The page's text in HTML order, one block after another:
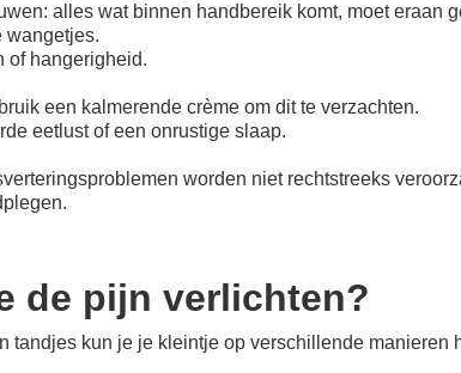
alles wat binnen handbereik komt, moet eraan
wangetjes.
of hangerigheid.
een kalmerende crème om dit te verzachten.
eetlust of een onrustige slaap.
worden niet rechtstreeks
de pijn verlichten?
tandjes kun je je kleintje op verschillende manieren